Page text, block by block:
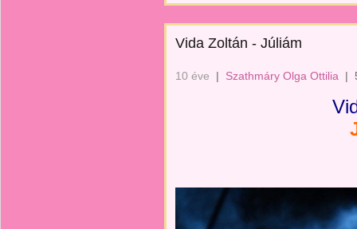
Vida Zoltán - Júliám
10 éve | Szathmáry Olga Ottilia |